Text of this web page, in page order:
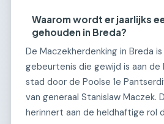
Waarom wordt er jaarlijks
gehouden in Breda?
De Maczekherdenking in Breda
gebeurtenis die gewijd is aan de
stad door de Poolse 1e
van generaal Stanislaw Maczek.
herinnert aan de heldhaftige rol